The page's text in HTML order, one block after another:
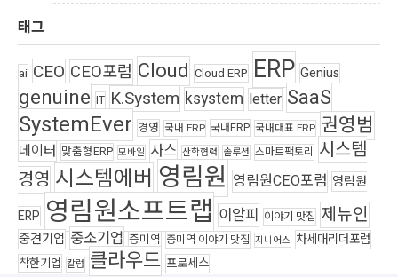
태그
ai CEO CEO포럼 Cloud Cloud ERP ERP Genius
genuine IT K.System ksystem letter SaaS
SystemEver 경영 국내 ERP 국내ERP 국내대표 ERP 권영범
데이터 맞춤형ERP 모바일 사스 산학협력 솔루션 스마트팩토리 시스템
경영 시스템에버 영림원 영림원CEO포럼 영림원
ERP 영림원소프트랩 이알피 이야기 맛집 제뉴인
중견기업 중소기업 증미역 증미역 이야기 맛집 지니어스 차세대리더포럼
착한기업 칼럼 클라우드 프로세스